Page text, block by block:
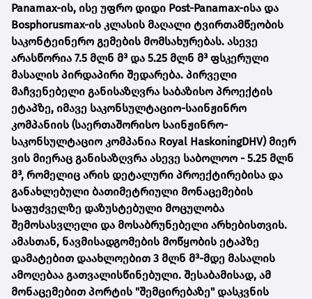
Panamax-ის, ისე უფრო დიდი Post-Panamax-ისა და
Bosphorusmax-ის კლასის მაღალი ტვირთამწეობის
საკონტეინერო გემების მომსახურებას. ასევე
არასწორია 7.5 მლნ მ³ და 5.25 მლნ მ³ ფსკერული
მასალის პირდაპირი შედარება. პირველი
მაჩვენებელი განისაზღვრა საბაზისო პროექტის
ეტაპზე, იმავე საკონსულტაციო-საინჟინრო
კომპანიის (საერთაშორისო საინჟინრო-
საკონსულტაციო კომპანია Royal HaskoningDHV) მიერ
ვის მიერაც განისაზღვრა ასევე საბოლოო - 5.25 მლნ
მ³, რომელიც არის დეტალური პროექტირებისა და
განახლებული ბათიმეტრიული მონაცემების
საფუძველზე დაზუსტებული მოცულობა
შემოსასვლელი და მოსაბრუნებელი არხებისთვის.
ამასთან, ნავმისადგომების მოწყობის ეტაპზე
დამატებით დაახლოებით 3 მლნ მ³-მდე მასალის
ამოღებაა გათვალისწინებული. შესაბამისად, ამ
მონაცემებით პორტის "შემცირებაზე" დასკვნის